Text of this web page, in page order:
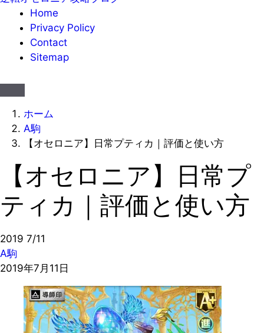
Home
Privacy Policy
Contact
Sitemap
ホーム
A駒
【オセロニア】日常プティカ｜評価と使い方
【オセロニア】日常プ
ティカ｜評価と使い方
2019 7/11
A駒
2019年7月11日